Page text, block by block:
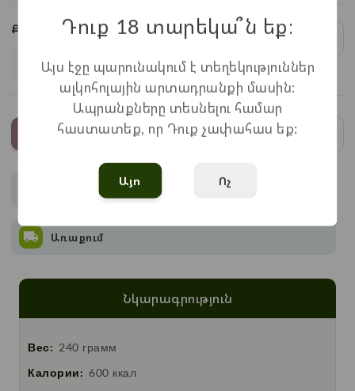
Քանակ:
1 x1.380=
Առկա չէ
Վճարում
Առաքում
Նկարագրություն
Вес: 240 грамм
Калории: 600 ккал
Դուք 18 տարեկա՞ն եք։
Այս էջը պարունակում է տեղեկություններ
ալկոհոլային արտադրանքի մասին:
Ապրանքները տեսնելու համար
հաստատեք, որ Դուք չափահաս եք:
Այո Ոչ